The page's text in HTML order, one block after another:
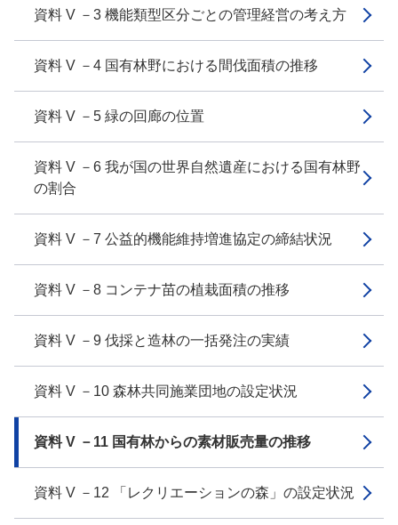
資料 V －3 機能類型区分ごとの管理経営の考え方
資料 V －4 国有林野における間伐面積の推移
資料 V －5 緑の回廊の位置
資料 V －6 我が国の世界自然遺産における国有林野
の割合
資料 V －7 公益的機能維持増進協定の締結状況
資料 V －8 コンテナ苗の植栽面積の推移
資料 V －9 伐採と造林の一括発注の実績
資料 V －10 森林共同施業団地の設定状況
資料 V －11 国有林からの素材販売量の推移
資料 V －12 「レクリエーションの森」の設定状況